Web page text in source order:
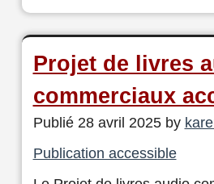
Projet de livres
commerciaux
Publié 28 avril 2025 by
Publication accessible